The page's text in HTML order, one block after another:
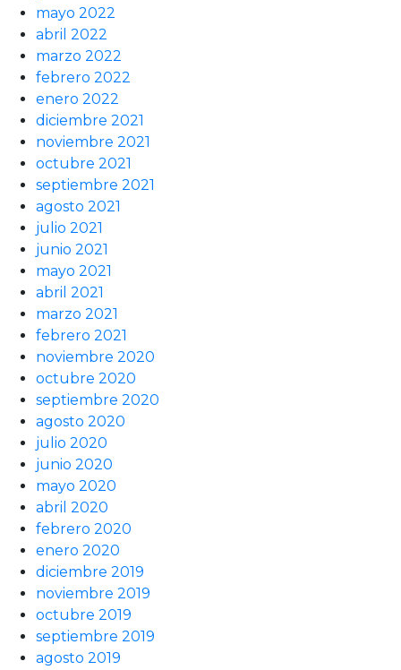
mayo 2022
abril 2022
marzo 2022
febrero 2022
enero 2022
diciembre 2021
noviembre 2021
octubre 2021
septiembre 2021
agosto 2021
julio 2021
junio 2021
mayo 2021
abril 2021
marzo 2021
febrero 2021
noviembre 2020
octubre 2020
septiembre 2020
agosto 2020
julio 2020
junio 2020
mayo 2020
abril 2020
febrero 2020
enero 2020
diciembre 2019
noviembre 2019
octubre 2019
septiembre 2019
agosto 2019